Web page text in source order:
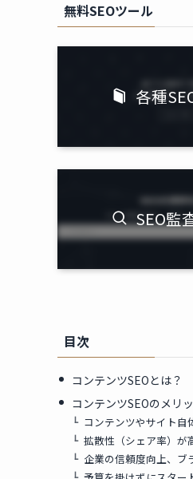
無料SEOツール
各種
SEO監
目次
コンテンツSEOとは？
コンテンツSEOのメリ
コンテンツやサイト自
拡散性（シェア率）が
企業の信頼度向上、ブ